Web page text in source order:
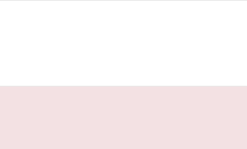
content